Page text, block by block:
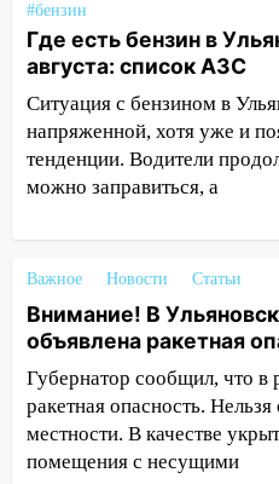
17:30
августа после
17:05
Ульяновске
сообщницу
16:12
Едва не
больницей
16:06 18-летняя
перевернулась на
больницу
15:59 Ульяновец
миллионов рублей за
покровительство
#бензин
Где есть бензин в
августа: список АЗС
Ситуация с бензином в
напряженной, хотя уже и
тенденции. Водители
можно заправиться, а
Важное Новости Статьи
Внимание! В
объявлена ракетная
Губернатор сообщил, что в
ракетная опасность.
местности. В качестве
помещения с несущими